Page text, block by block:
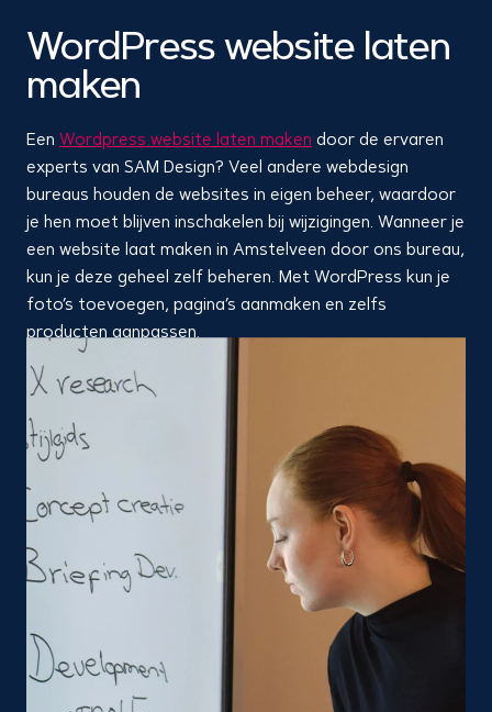
WordPress website laten
maken
Een Wordpress website laten maken door de ervaren
experts van SAM Design? Veel andere webdesign
bureaus houden de websites in eigen beheer, waardoor
je hen moet blijven inschakelen bij wijzigingen. Wanneer je
een website laat maken in Amstelveen door ons bureau,
kun je deze geheel zelf beheren. Met WordPress kun je
foto’s toevoegen, pagina’s aanmaken en zelfs
producten aanpassen.